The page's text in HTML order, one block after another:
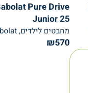
Pure Drive
Junior 25
מחבטים לילדים, Babolat
₪570